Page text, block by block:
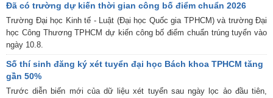
Đã có trường dự kiến thời gian công bố điểm chuẩn 2026
Trường Đại học Kinh tế - Luật (Đại học Quốc gia TPHCM) và trường Đại
học Công Thương TPHCM dự kiến công bố điểm chuẩn trúng tuyển vào
ngày 10.8.
Số thí sinh đăng ký xét tuyển đại học Bách khoa TPHCM tăng
gần 50%
Trước diễn biến mới của dữ liệu xét tuyển sau ngày lọc ảo đầu tiên,